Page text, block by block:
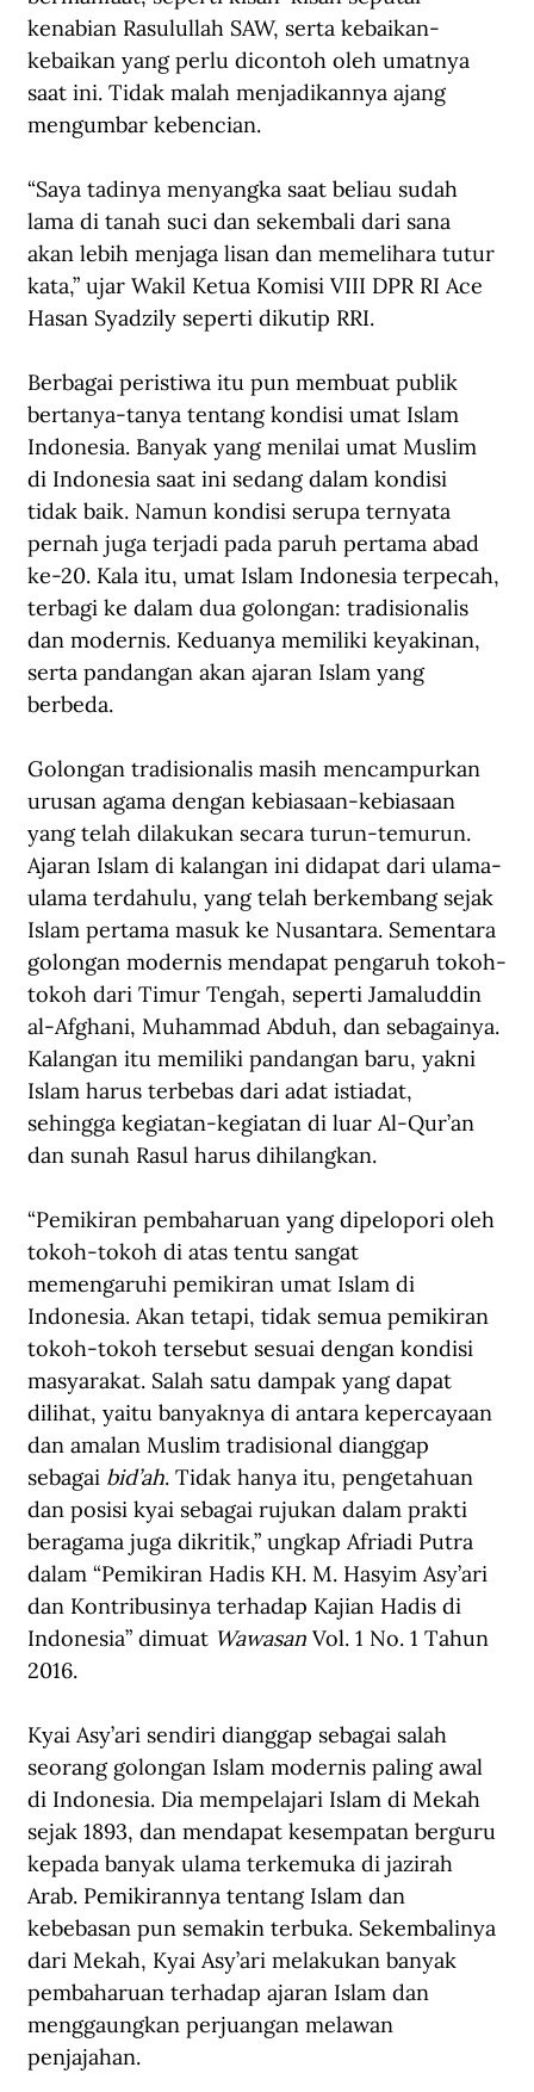
kenabian Rasulullah SAW, serta kebaikan-
kebaikan yang perlu dicontoh oleh umatnya
saat ini. Tidak malah menjadikannya ajang
mengumbar kebencian.
“Saya tadinya menyangka saat beliau sudah
lama di tanah suci dan sekembali dari sana
akan lebih menjaga lisan dan memelihara tutur
kata,” ujar Wakil Ketua Komisi VIII DPR RI Ace
Hasan Syadzily seperti dikutip RRI.
Berbagai peristiwa itu pun membuat publik
bertanya-tanya tentang kondisi umat Islam
Indonesia. Banyak yang menilai umat Muslim
di Indonesia saat ini sedang dalam kondisi
tidak baik. Namun kondisi serupa ternyata
pernah juga terjadi pada paruh pertama abad
ke-20. Kala itu, umat Islam Indonesia terpecah,
terbagi ke dalam dua golongan: tradisionalis
dan modernis. Keduanya memiliki keyakinan,
serta pandangan akan ajaran Islam yang
berbeda.
Golongan tradisionalis masih mencampurkan
urusan agama dengan kebiasaan-kebiasaan
yang telah dilakukan secara turun-temurun.
Ajaran Islam di kalangan ini didapat dari ulama-
ulama terdahulu, yang telah berkembang sejak
Islam pertama masuk ke Nusantara. Sementara
golongan modernis mendapat pengaruh tokoh-
tokoh dari Timur Tengah, seperti Jamaluddin
al-Afghani, Muhammad Abduh, dan sebagainya.
Kalangan itu memiliki pandangan baru, yakni
Islam harus terbebas dari adat istiadat,
sehingga kegiatan-kegiatan di luar Al-Qur’an
dan sunah Rasul harus dihilangkan.
“Pemikiran pembaharuan yang dipelopori oleh
tokoh-tokoh di atas tentu sangat
memengaruhi pemikiran umat Islam di
Indonesia. Akan tetapi, tidak semua pemikiran
tokoh-tokoh tersebut sesuai dengan kondisi
masyarakat. Salah satu dampak yang dapat
dilihat, yaitu banyaknya di antara kepercayaan
dan amalan Muslim tradisional dianggap
sebagai bid’ah. Tidak hanya itu, pengetahuan
dan posisi kyai sebagai rujukan dalam prakti
beragama juga dikritik,” ungkap Afriadi Putra
dalam “Pemikiran Hadis KH. M. Hasyim Asy’ari
dan Kontribusinya terhadap Kajian Hadis di
Indonesia” dimuat Wawasan Vol. 1 No. 1 Tahun
2016.
Kyai Asy’ari sendiri dianggap sebagai salah
seorang golongan Islam modernis paling awal
di Indonesia. Dia mempelajari Islam di Mekah
sejak 1893, dan mendapat kesempatan berguru
kepada banyak ulama terkemuka di jazirah
Arab. Pemikirannya tentang Islam dan
kebebasan pun semakin terbuka. Sekembalinya
dari Mekah, Kyai Asy’ari melakukan banyak
pembaharuan terhadap ajaran Islam dan
menggaungkan perjuangan melawan
penjajahan.